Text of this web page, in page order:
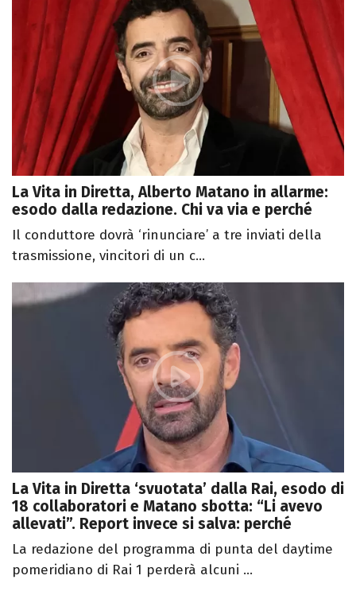
La Vita in Diretta, Alberto Matano in allarme:
esodo dalla redazione. Chi va via e perché
Il conduttore dovrà ‘rinunciare’ a tre inviati della
trasmissione, vincitori di un c...
La Vita in Diretta ‘svuotata’ dalla Rai, esodo di
18 collaboratori e Matano sbotta: “Li avevo
allevati”. Report invece si salva: perché
La redazione del programma di punta del daytime
pomeridiano di Rai 1 perderà alcuni ...